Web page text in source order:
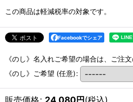
この商品は軽減税率の対象です。
Facebookでシェア
《のし》名入れご希望の場合は、ご注
《のし》ご希望 (任意):
販売価格: 24,080円(税込)